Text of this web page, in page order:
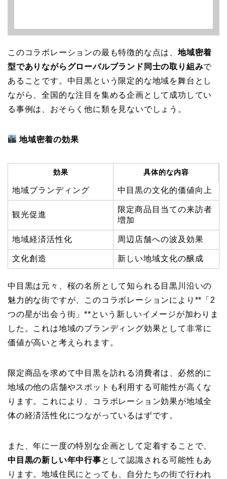
このコラボレーションの最も特徴的な点は、 地域密着
型でありながらグローバルブランド同士の取り組みで
あることです。中目黒という限定的な地域を舞台とし
ながら、全国的な注目を集める企画として成功してい
る事例は、おそらく他に類を見ないでしょう。
地域密着の効果
効果 具体的な内容
地域ブランディング 中目黒の文化的価値向上
観光促進
限定商品目当ての来訪者
増加
地域経済活性化 周辺店舗への波及効果
文化創造 新しい地域文化の醸成
中目黒は元々、桜の名所として知られる目黒川沿いの
魅力的な街ですが、このコラボレーションにより**「2
つの星が出会う街」**という新しいイメージが加わりま
した。これは地域のブランディング効果として非常に
価値が高いと考えられます。
限定商品を求めて中目黒を訪れる消費者は、必然的に
地域の他の店舗やスポットも利用する可能性が高くな
ります。これにより、コラボレーション効果が地域全
体の経済活性化につながっているはずです。
また、年に一度の特別な企画として定着することで、
中目黒の新しい年中行事として認識される可能性もあ
ります。地域住民にとっても、自分たちの街で行われ